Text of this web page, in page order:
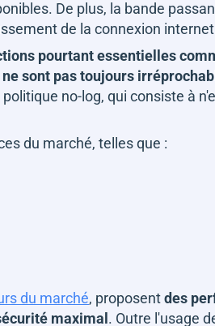
De plus, la bande
de la connexion
pourtant essentielles
ne sont pas toujours
no-log, qui consiste à
du marché, telles que :
du marché, proposentdes
maximal. Outre l'usage